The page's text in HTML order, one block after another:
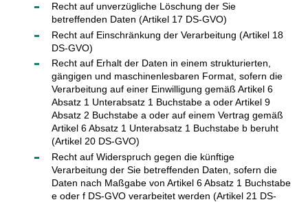
Recht auf unverzügliche Löschung der Sie
betreffenden Daten (Artikel 17 DS-GVO)
Recht auf Einschränkung der Verarbeitung (Artikel 18
DS-GVO)
Recht auf Erhalt der Daten in einem strukturierten,
gängigen und maschinenlesbaren Format, sofern die
Verarbeitung auf einer Einwilligung gemäß Artikel 6
Absatz 1 Unterabsatz 1 Buchstabe a oder Artikel 9
Absatz 2 Buchstabe a oder auf einem Vertrag gemäß
Artikel 6 Absatz 1 Unterabsatz 1 Buchstabe b beruht
(Artikel 20 DS-GVO)
Recht auf Widerspruch gegen die künftige
Verarbeitung der Sie betreffenden Daten, sofern die
Daten nach Maßgabe von Artikel 6 Absatz 1 Buchstabe
e oder f DS-GVO verarbeitet werden (Artikel 21 DS-